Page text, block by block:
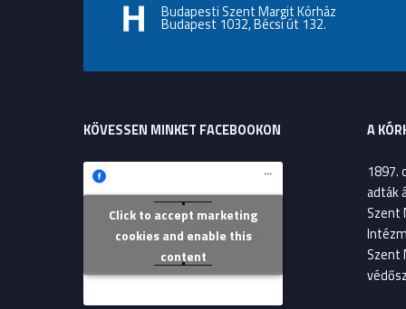
Budapesti Szent Margit Kórház
Budapest 1032, Bécsi út 132.
KÖVESSEN MINKET FACEBOOKON
Szent Margit Kórház
Click to accept marketing
cookies and enable this
content
A
1897.
adták
Szent
Szent